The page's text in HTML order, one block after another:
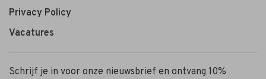
Privacy Policy
Vacatures
Schrijf je in voor onze nieuwsbrief en ontvang 10%